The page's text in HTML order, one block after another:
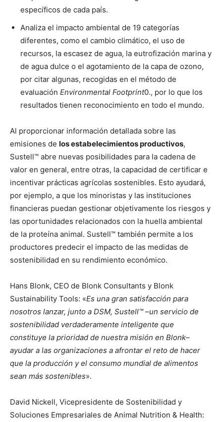
específicos de cada país.
Analiza el impacto ambiental de 19 categorías
diferentes, como el cambio climático, el uso de
recursos, la escasez de agua, la eutrofización marina y
de agua dulce o el agotamiento de la capa de ozono,
por citar algunas, recogidas en el método de
evaluación Environmental Footprint0., por lo que los
resultados tienen reconocimiento en todo el mundo.
Al proporcionar información detallada sobre las
emisiones de los estabelecimientos productivos,
Sustell™ abre nuevas posibilidades para la cadena de
valor en general, entre otras, la capacidad de certificar e
incentivar prácticas agrícolas sostenibles. Esto ayudará,
por ejemplo, a que los minoristas y las instituciones
financieras puedan gestionar objetivamente los riesgos y
las oportunidades relacionados con la huella ambiental
de la proteína animal. Sustell™ también permite a los
productores predecir el impacto de las medidas de
sostenibilidad en su rendimiento económico.
Hans Blonk, CEO de Blonk Consultants y Blonk
Sustainability Tools: «Es una gran satisfacción para
nosotros lanzar, junto a DSM, Sustell™ –un servicio de
sostenibilidad verdaderamente inteligente que
constituye la prioridad de nuestra misión en Blonk–
ayudar a las organizaciones a afrontar el reto de hacer
que la producción y el consumo mundial de alimentos
sean más sostenibles».
David Nickell, Vicepresidente de Sostenibilidad y
Soluciones Empresariales de Animal Nutrition & Health: